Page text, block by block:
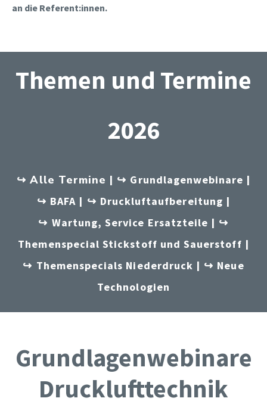
an die Referent:innen.
Themen und Termine
2026
↪ Alle Termine | ↪ Grundlagenwebinare |
↪ BAFA | ↪ Druckluftaufbereitung |
↪ Wartung, Service Ersatzteile | ↪
Themenspecial Stickstoff und Sauerstoff |
↪ Themenspecials Niederdruck | ↪ Neue
Technologien
Grundlagenwebinare
Drucklufttechnik